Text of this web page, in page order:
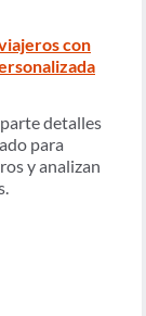
con
detalles
para
y analizan